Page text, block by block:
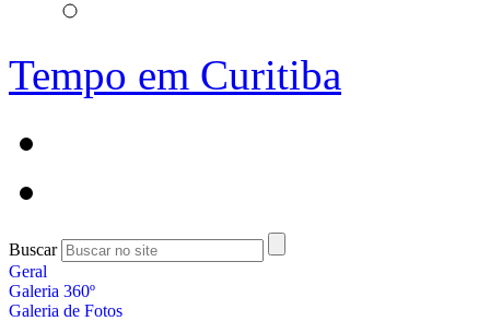
Tempo em Curitiba
Buscar
Geral
Galeria 360º
Galeria de Fotos